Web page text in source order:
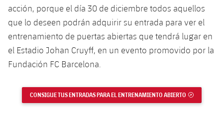
Accesibilidad
Instalaciones
Historia
Palmarés
Infantil B
Resultados
Clasificaciones
Fotos
Calendario
Resultados
Jugadores
Actualidad
Juvenil
Cadete
Alevín
Campus Verano
PLUSICON
MÁS
Primer equipo
plusicon
más
Actualidad
Barça Atlètic
plusicon
más
acción, porque el día 30 de diciembre todos aquellos
que lo deseen podrán adquirir su entrada para ver el
entrenamiento de puertas abiertas que tendrá lugar en
el Estadio Johan Cruyff, en un evento promovido por la
Fundación FC Barcelona.
CONSIGUE TUS ENTRADAS PARA EL ENTRENAMIENTO ABIERTO ENLACE